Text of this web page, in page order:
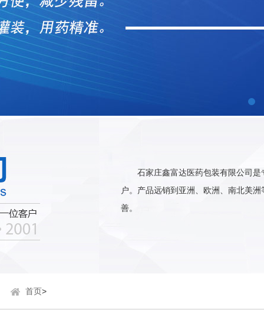
石家庄鑫富达医药包装有限公司
户。产品远销到亚洲、欧洲、南北美
善。
首页>